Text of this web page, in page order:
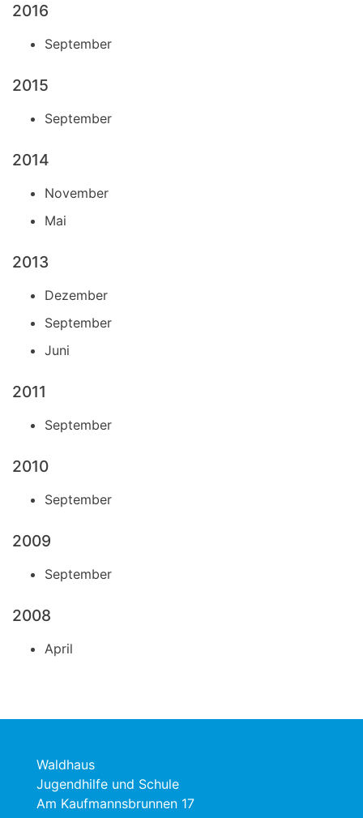
2016
September
2015
September
2014
November
Mai
2013
Dezember
September
Juni
2011
September
2010
September
2009
September
2008
April
Waldhaus
Jugendhilfe und Schule
Am Kaufmannsbrunnen 17